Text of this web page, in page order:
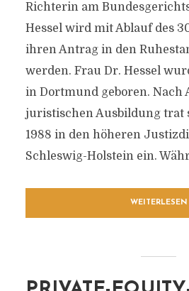
Richterin am
Hessel wird mit Ablauf des
ihren Antrag in den
werden. Frau Dr. Hessel
in Dortmund geboren. Nach
juristischen Ausbildung trat
1988 in den höheren
Schleswig-Holstein ein.
WEITERLESEN